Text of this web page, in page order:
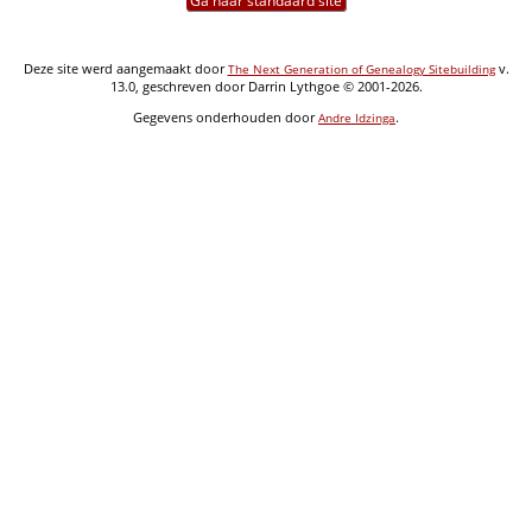
Deze site werd aangemaakt doorThe Next Generation of Genealogy Sitebuildingv.
13.0, geschreven door Darrin Lythgoe © 2001-2026.
Gegevens onderhouden doorAndre Idzinga.